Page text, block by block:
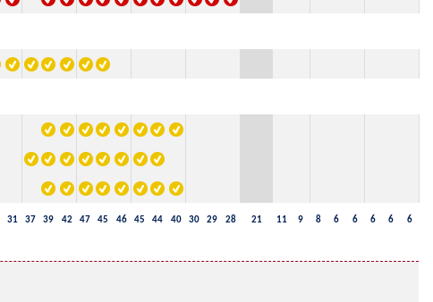
31 37 39 42 47 45 46 45 44 40 30 29 28 21 11 9 8 6 6 6 6 6